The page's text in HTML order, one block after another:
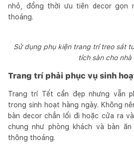
nhỏ, đồng thời ưu tiên decor gọn
thoáng.
Sử dụng phụ kiện trang trí treo sát
tích sàn cho nhà
Trang trí phải phục vụ sinh
Trang trí Tết cần đẹp nhưng vẫn
trong sinh hoạt hàng ngày. Không
bàn decor chắn lối đi hoặc cửa ra
chung như phòng khách và bàn
thông thoáng.